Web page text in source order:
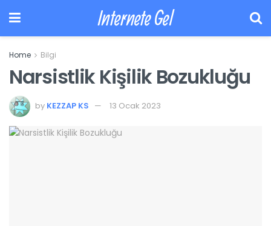
Internete Gel
Home Bilgi
Narsistlik Kişilik Bozukluğu
by KEZZAP KS 13 Ocak 2023